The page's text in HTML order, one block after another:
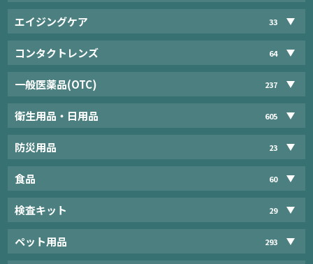
エイジングケア 33
コンタクトレンズ 64
一般医薬品(OTC) 237
衛生用品・日用品 605
防災用品 23
食品 60
検査キット 29
ペット用品 293